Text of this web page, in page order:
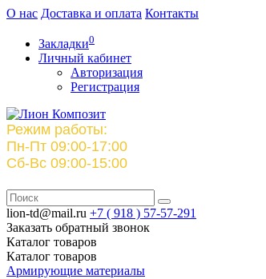
О нас Доставка и оплата Контакты
Закладки0
Личный кабинет
Авторизация
Регистрация
Режим работы:
Пн-Пт 09:00-17:00
Сб-Вс 09:00-15:00
lion-td@mail.ru +7 ( 918 ) 57-57-291
Заказать обратный звонок
Каталог товаров
Каталог товаров
Армирующие материалы